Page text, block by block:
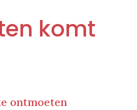
komt
ontmoeten